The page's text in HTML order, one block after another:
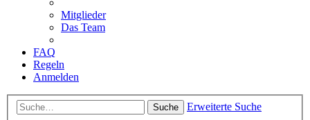
Mitglieder
Das Team
FAQ
Regeln
Anmelden
Suche Erweiterte Suche